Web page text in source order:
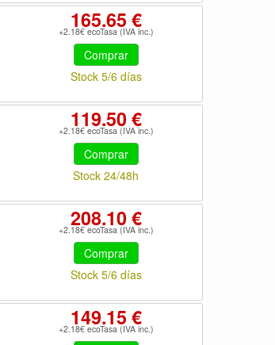
165.65 €
+2.18€ ecoTasa (IVA inc.)
Comprar
Stock 5/6 días
119.50 €
+2.18€ ecoTasa (IVA inc.)
Comprar
Stock 24/48h
208.10 €
+2.18€ ecoTasa (IVA inc.)
Comprar
Stock 5/6 días
149.15 €
+2.18€ ecoTasa (IVA inc.)